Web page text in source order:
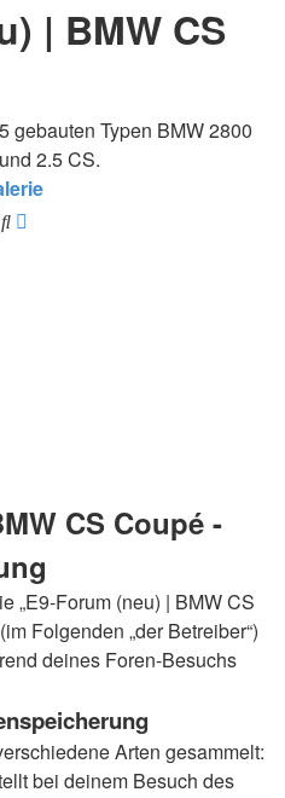
| BMW CS
gebauten Typen BMW 2800
2.5 CS.
Suche
CS Coupé -
„E9-Forum (neu) | BMW CS
Folgenden „der Betreiber“)
deines Foren-Besuchs
Arten gesammelt:
bei deinem Besuch des